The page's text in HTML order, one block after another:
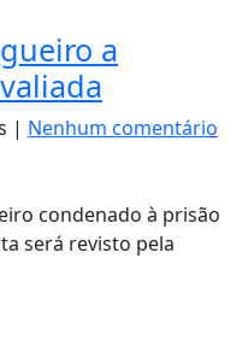
a
| Nenhum comentário
à prisão
será revisto pela